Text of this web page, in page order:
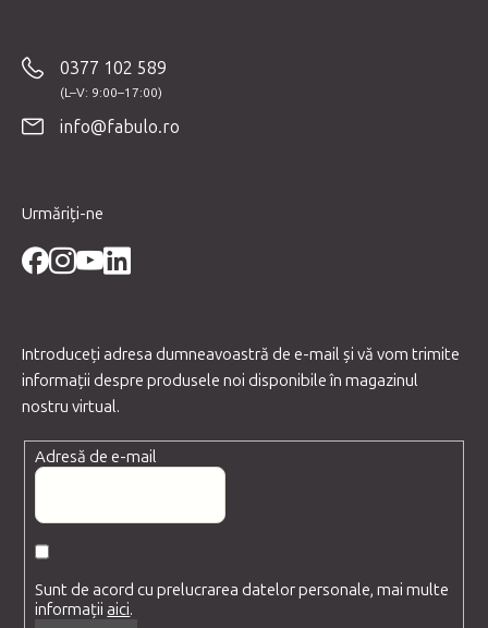
0377 102 589
info@fabulo.ro
Urmăriți-ne
Introduceţi adresa dumneavoastră de e-mail şi vă vom trimite
informaţii despre produsele noi disponibile în magazinul
nostru virtual.
Adresă de e-mail
Sunt de acord cu prelucrarea datelor personale, mai multe
informațiiaici.